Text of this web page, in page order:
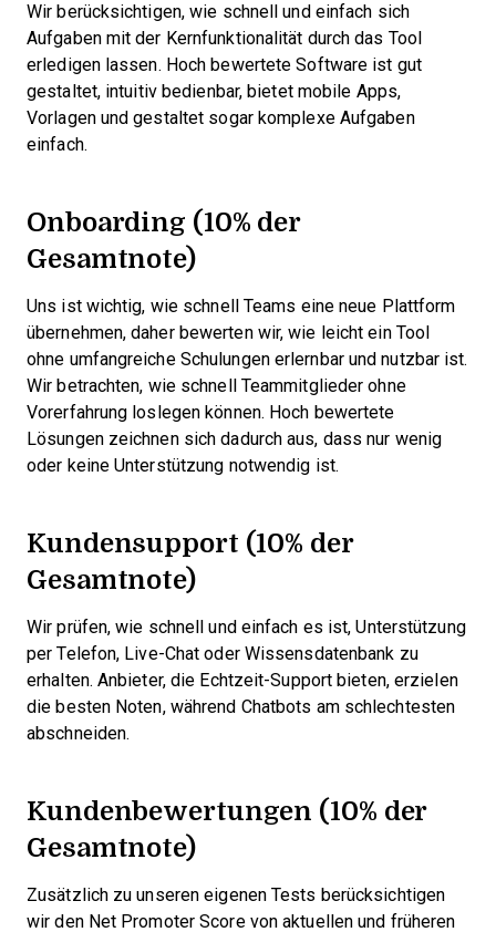
Wir berücksichtigen, wie schnell und einfach sich
Aufgaben mit der Kernfunktionalität durch das Tool
erledigen lassen. Hoch bewertete Software ist gut
gestaltet, intuitiv bedienbar, bietet mobile Apps,
Vorlagen und gestaltet sogar komplexe Aufgaben
einfach.
Onboarding (10% der
Gesamtnote)
Uns ist wichtig, wie schnell Teams eine neue Plattform
übernehmen, daher bewerten wir, wie leicht ein Tool
ohne umfangreiche Schulungen erlernbar und nutzbar ist.
Wir betrachten, wie schnell Teammitglieder ohne
Vorerfahrung loslegen können. Hoch bewertete
Lösungen zeichnen sich dadurch aus, dass nur wenig
oder keine Unterstützung notwendig ist.
Kundensupport (10% der
Gesamtnote)
Wir prüfen, wie schnell und einfach es ist, Unterstützung
per Telefon, Live-Chat oder Wissensdatenbank zu
erhalten. Anbieter, die Echtzeit-Support bieten, erzielen
die besten Noten, während Chatbots am schlechtesten
abschneiden.
Kundenbewertungen (10% der
Gesamtnote)
Zusätzlich zu unseren eigenen Tests berücksichtigen
wir den Net Promoter Score von aktuellen und früheren